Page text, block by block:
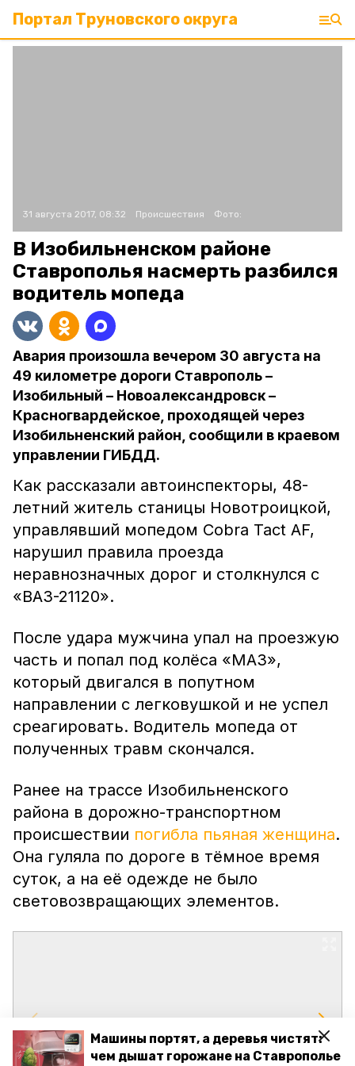
Машины портят, а деревья чистят:
чем дышат горожане на Ставрополье
Портал Труновского округа
31 августа 2017, 08:32 Происшествия Фото:
В Изобильненском районе
Ставрополья насмерть разбился
водитель мопеда
Авария произошла вечером 30 августа на
49 километре дороги Ставрополь –
Изобильный – Новоалександровск –
Красногвардейское, проходящей через
Изобильненский район, сообщили в краевом
управлении ГИБДД.
Как рассказали автоинспекторы, 48-
летний житель станицы Новотроицкой,
управлявший мопедом Cobra Tact AF,
нарушил правила проезда
неравнозначных дорог и столкнулся с
«ВАЗ-21120».
После удара мужчина упал на проезжую
часть и попал под колёса «МАЗ»,
который двигался в попутном
направлении с легковушкой и не успел
среагировать. Водитель мопеда от
полученных травм скончался.
Ранее на трассе Изобильненского
района в дорожно-транспортном
происшествии погибла пьяная женщина.
Она гуляла по дороге в тёмное время
суток, а на её одежде не было
световозвращающих элементов.